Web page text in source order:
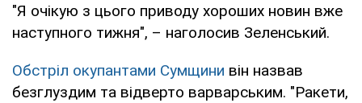
"Я очікую з цього приводу хороших новин вже
наступного тижня", – наголосив Зеленський.
Обстріл окупантами Сумщини він назвав
безглуздим та відверто варварським. "Ракети,